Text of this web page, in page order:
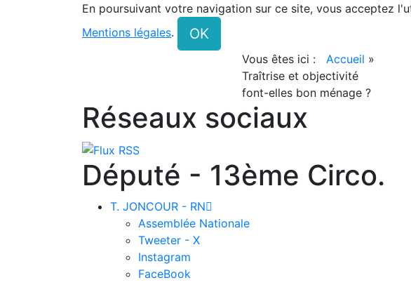
En poursuivant votre navigation sur ce site, vous acceptez
Mentions légales. OK
Vous êtes ici : Accueil »
Traîtrise et objectivité
font-elles bon ménage ?
Réseaux sociaux
Député - 13ème Circo.
T. JONCOUR - RN
Assemblée Nationale
Tweeter - X
Instagram
FaceBook